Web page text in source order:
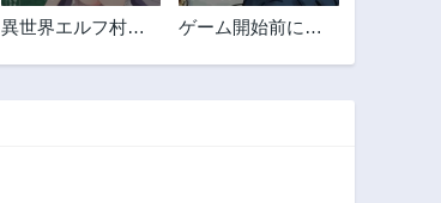
異世界エルフ村の
ゲーム開始前に死
しヒロインの妹と